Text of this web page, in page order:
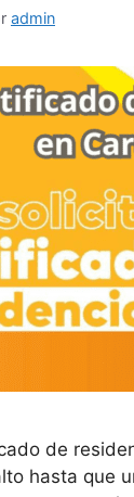
admin
de
hasta que